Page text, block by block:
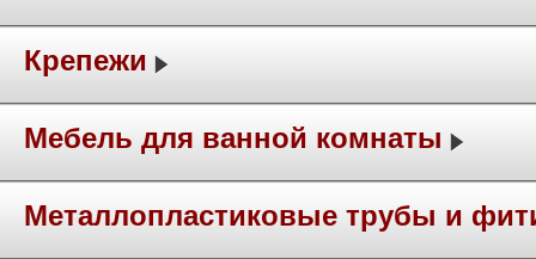
Крепежи
Мебель для ванной комнаты
Металлопластиковые трубы и